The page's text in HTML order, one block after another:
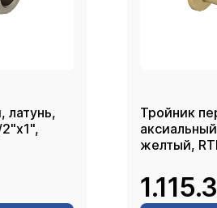
латунь,
Тройник
желтый,